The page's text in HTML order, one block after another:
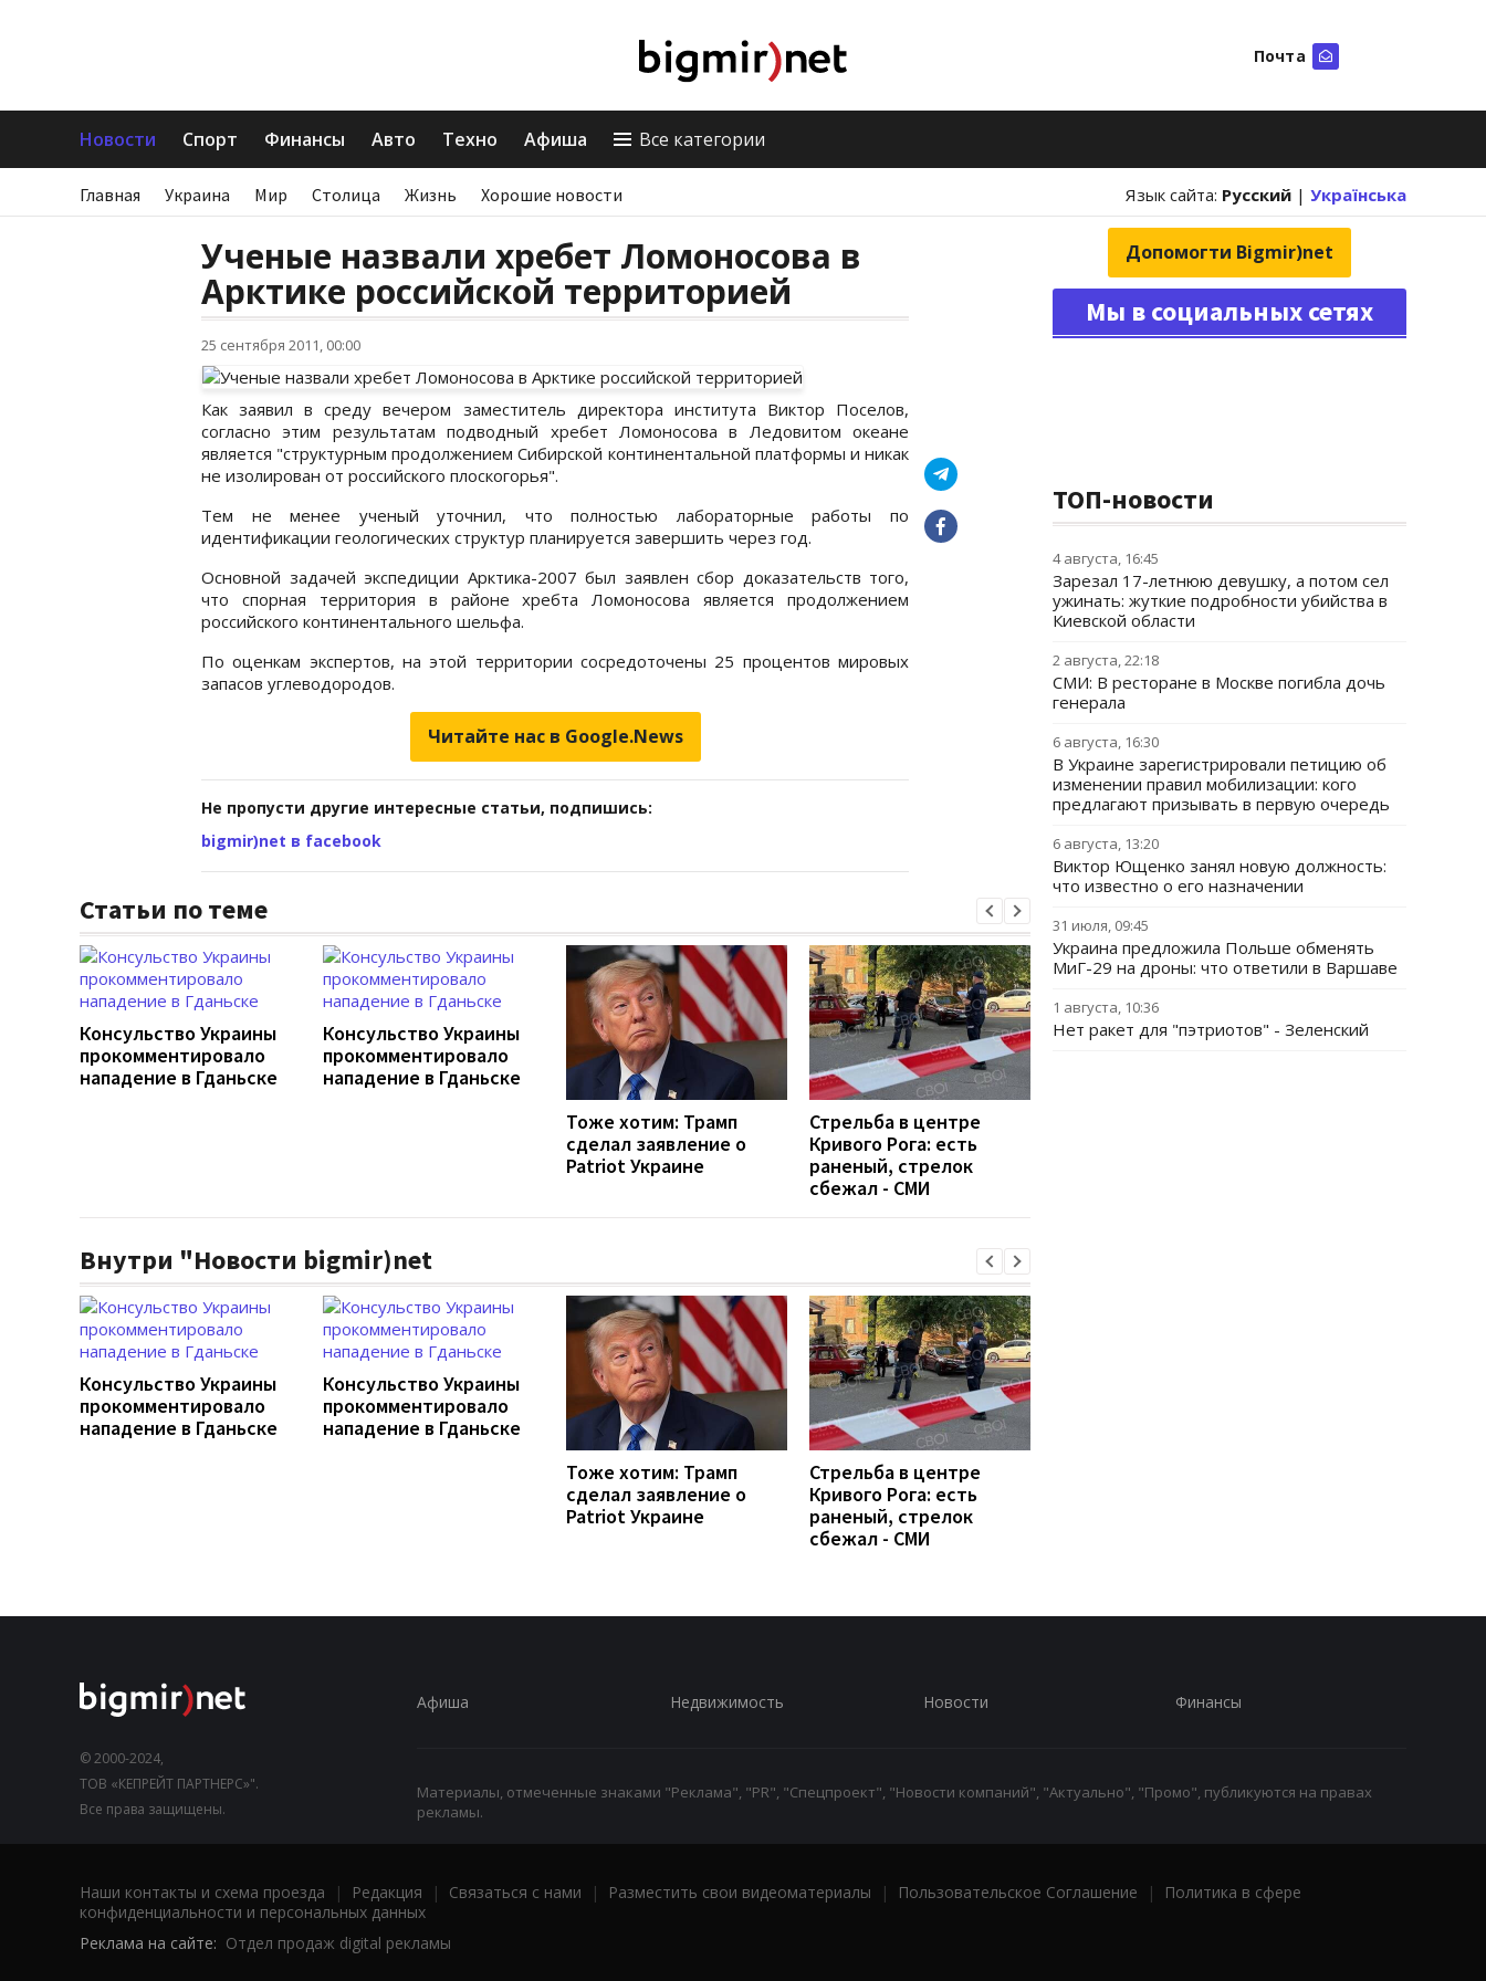
Почта
Новости Спорт Финансы Авто Техно Афиша Все категории
Главная Украина Мир Столица Жизнь Хорошие новости Язык сайта: Русский | Українська
Ученые назвали хребет Ломоносова в
Арктике российской территорией
25 сентября 2011, 00:00
Как заявил в среду вечером заместитель директора института Виктор Поселов,
согласно этим результатам подводный хребет Ломоносова в Ледовитом океане
является "структурным продолжением Сибирской континентальной платформы и никак
не изолирован от российского плоскогорья".
Тем не менее ученый уточнил, что полностью лабораторные работы по
идентификации геологических структур планируется завершить через год.
Основной задачей экспедиции Арктика-2007 был заявлен сбор доказательств того,
что спорная территория в районе хребта Ломоносова является продолжением
российского континентального шельфа.
По оценкам экспертов, на этой территории сосредоточены 25 процентов мировых
запасов углеводородов.
Читайте нас в Google.News
Не пропусти другие интересные статьи, подпишись:
bigmir)net в facebook
Статьи по теме
Консульство Украины
прокомментировало
нападение в Гданьске
Консульство Украины
прокомментировало
нападение в Гданьске
Тоже хотим: Трамп
сделал заявление о
Patriot Украине
Стрельба в центре
Кривого Рога: есть
раненый, стрелок
сбежал - СМИ
Внутри "Новости bigmir)net
Консульство Украины
прокомментировало
нападение в Гданьске
Консульство Украины
прокомментировало
нападение в Гданьске
Тоже хотим: Трамп
сделал заявление о
Patriot Украине
Стрельба в центре
Кривого Рога: есть
раненый, стрелок
сбежал - СМИ
Допомогти Bigmir)net
Мы в социальных сетях
ТОП-новости
4 августа, 16:45
Зарезал 17-летнюю девушку, а потом сел
ужинать: жуткие подробности убийства в
Киевской области
2 августа, 22:18
СМИ: В ресторане в Москве погибла дочь
генерала
6 августа, 16:30
В Украине зарегистрировали петицию об
изменении правил мобилизации: кого
предлагают призывать в первую очередь
6 августа, 13:20
Виктор Ющенко занял новую должность:
что известно о его назначении
31 июля, 09:45
Украина предложила Польше обменять
МиГ-29 на дроны: что ответили в Варшаве
1 августа, 10:36
Нет ракет для "пэтриотов" - Зеленский
© 2000-2024,
ТОВ «КЕПРЕЙТ ПАРТНЕРС»".
Все права защищены.
Афиша Недвижимость Новости Финансы
Материалы, отмеченные знаками "Реклама", "PR", "Спецпроект", "Новости компаний", "Актуально", "Промо", публикуются на правах
рекламы.
Наши контакты и схема проезда | Редакция | Связаться с нами | Разместить свои видеоматериалы | Пользовательское Соглашение |
Политика в сфере
конфиденциальности и персональных данных
Реклама на сайте: Отдел продаж digital рекламы